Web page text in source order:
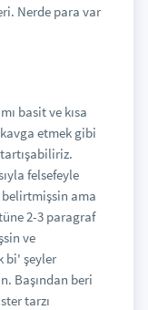
Nerde para var
basit ve kısa
etmek gibi
felsefeyle
belirtmişsin ama
2-3 paragraf
ve
bi' şeyler
Başından beri
tarzı